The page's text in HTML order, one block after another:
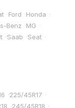
·Ford ·Honda ·
Benz ·MG ·
·Saab ·Seat ·
·225/45R17 ·
·245/45R18 ·